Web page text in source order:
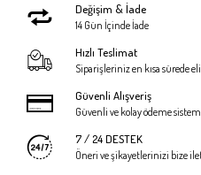
Değişim & İade
14 Gün İçinde İade
Hızlı Teslimat
Siparişleriniz en kısa sürede
Güvenli Alışveriş
Güvenli ve kolay ödeme
7 / 24 DESTEK
Öneri ve şikayetlerinizi bize